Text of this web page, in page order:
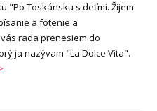
"Po Toskánsku s deťmi. Žijem
a fotenie a
rada prenesiem do
ja nazývam "La Dolce Vita".